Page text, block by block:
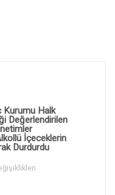
Kurumu Halk
Değerlendirilen
İçeceklerin
Durdurdu